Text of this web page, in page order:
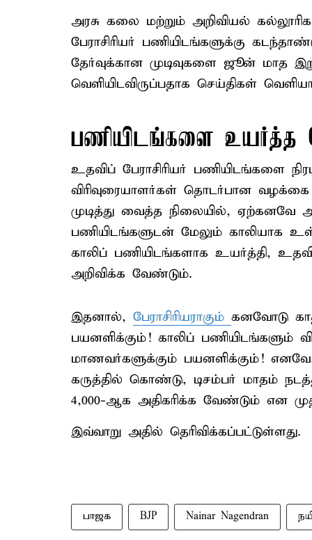
அரசு கலை மற்றும் அறிவியல்
பேராசிரியர் பணியிடங்களுக்கு
தேர்வுக்கான முடிவுகளை ஜூன் மாத
வெளியிடவிருப்பதாக செய்திகள்
பணியிடங்களை உயர்த்த
உதவிப் பேராசிரியர் பணியிடங்களை
விரிவுரையாளர்கள் தொடர்பான
முடித்து வைத்த நிலையில், ஏற்கனவே
பணியிடங்களுடன் மேலும் காலியாக
காலிப் பணியிடங்களாக உயர்த்தி,
அறிவிக்க வேண்டும்.
இதனால், பேராசிரியராகும் கனவோடு
பயனளிக்கும்! காலிப் பணியிடங்களும்
மாணவர்களுக்கும் பயனளிக்கும்!
கருத்தில் கொண்டு, டிசம்பர் மாதம்
4,000-ஆக அதிகரிக்க வேண்டும் என
இவ்வாறு அதில் தெரிவிக்கப்பட்டுள்ளது.
பாஜக BJP Nainar Nagendran